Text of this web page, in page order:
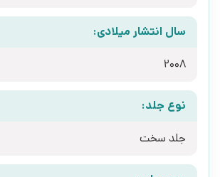
سال انتشار میلادی:
2008
نوع جلد:
جلد سخت